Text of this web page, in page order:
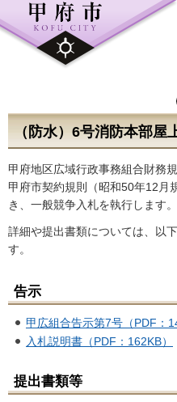
（防水）6号消防本部屋
甲府地区広域行政事務組合財務
甲府市契約規則（昭和50年12月
き、一般競争入札を執行します。
詳細や提出書類については、以
す。
告示
甲広組合告示第7号（PDF：
入札説明書（PDF：162KB）
提出書類等